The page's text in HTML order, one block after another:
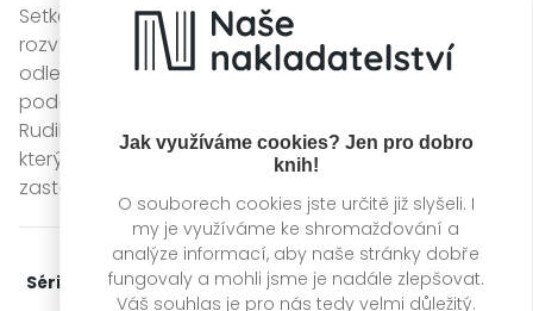
Jak využíváme cookies? Jen pro dobro
knih!
O souborech cookies jste určitě již slyšeli. I
my je využíváme ke shromažďování a
analýze informací, aby naše stránky dobře
fungovaly a mohli jsme je nadále zlepšovat.
Váš souhlas je pro nás tedy velmi důležitý.
Setkání Lykke a Rudiho je velice vřelé - na rozdíl od
rozvíjejícího se případu, který je čím dál tragičtější. V
odlehlém domě v lese u Lübecku je nalezena další,
podobně zavražděná oběť. Tato smrt tentokrát
Rudiho zasáhne nečekaně osobně. A to se vrah ,
který touží po pomstě, ještě zdaleka nehodlá
zastavit...
Série: Teitová a Lehmann 2. díl z 2